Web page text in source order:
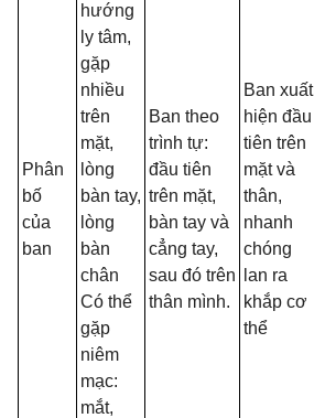
Phân
bố
của
ban
hướng
ly tâm,
gặp
nhiều
trên
mặt,
lòng
bàn tay,
lòng
bàn
chân
Có thể
gặp
niêm
mạc:
mắt,
Ban theo
trình tự:
đầu tiên
trên mặt,
bàn tay và
cẳng tay,
sau đó trên
thân mình.
Ban xuất
hiện đầu
tiên trên
mặt và
thân,
nhanh
chóng
lan ra
khắp cơ
thể